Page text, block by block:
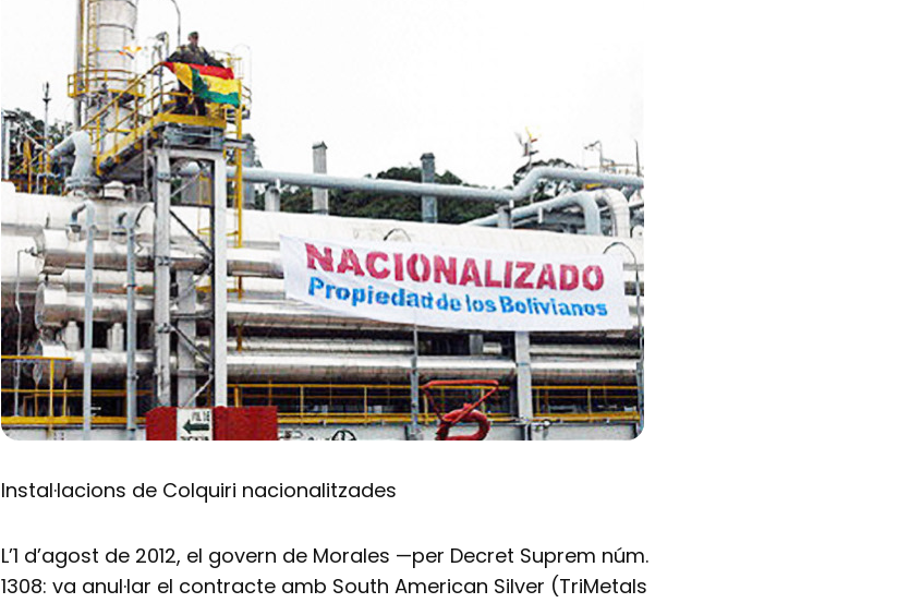
Instal·lacions de Colquiri nacionalitzades
L’1 d’agost de 2012, el govern de Morales —per Decret Suprem núm.
1308: va anul·lar el contracte amb South American Silver (TriMetals